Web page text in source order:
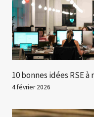
10 bonnes idées RSE
4 février 2026